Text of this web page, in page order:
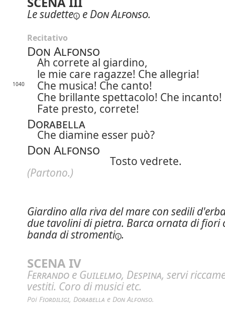
Lesudette e Don Alfonso.
Recitativo
Don Alfonso
Ah correte al giardino,
le mie care ragazze! Che allegria!
1040
Che musica! Che canto!
Che brillante spettacolo! Che incanto!
Fate presto, correte!
Dorabella
Che diamine esser può?
Don Alfonso
Tosto vedrete.
(Partono.)
Giardino alla riva del mare con sedili
due tavolini di pietra. Barca ornata di fiori
banda distromenti .
SCENA IV
Ferrando e Guilelmo, Despina, servi
vestiti. Coro di musici etc.
Poi Fiordiligi, Dorabella e Don Alfonso.